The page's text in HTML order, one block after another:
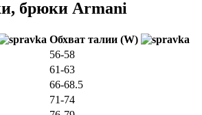
брюки Armani
Обхват талии (W)
56-58
61-63
66-68.5
71-74